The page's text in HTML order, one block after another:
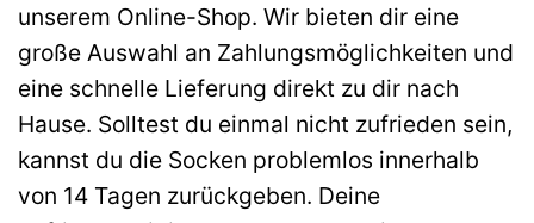
unserem Online-Shop. Wir bieten dir eine
große Auswahl an Zahlungsmöglichkeiten und
eine schnelle Lieferung direkt zu dir nach
Hause. Solltest du einmal nicht zufrieden sein,
kannst du die Socken problemlos innerhalb
von 14 Tagen zurückgeben. Deine